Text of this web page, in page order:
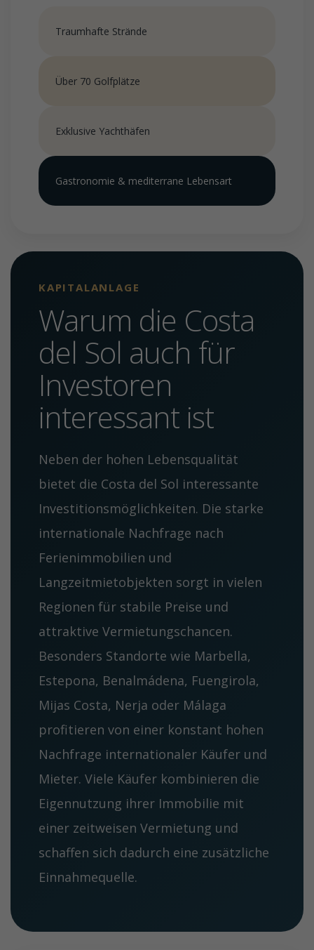
Traumhafte Strände
Über 70 Golfplätze
Exklusive Yachthäfen
Gastronomie & mediterrane Lebensart
KAPITALANLAGE
Warum die Costa
del Sol auch für
Investoren
interessant ist
Neben der hohen Lebensqualität
bietet die Costa del Sol interessante
Investitionsmöglichkeiten. Die starke
internationale Nachfrage nach
Ferienimmobilien und
Langzeitmietobjekten sorgt in vielen
Regionen für stabile Preise und
attraktive Vermietungschancen.
Besonders Standorte wie Marbella,
Estepona, Benalmádena, Fuengirola,
Mijas Costa, Nerja oder Málaga
profitieren von einer konstant hohen
Nachfrage internationaler Käufer und
Mieter. Viele Käufer kombinieren die
Eigennutzung ihrer Immobilie mit
einer zeitweisen Vermietung und
schaffen sich dadurch eine zusätzliche
Einnahmequelle.